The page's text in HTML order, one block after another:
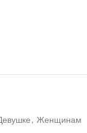
, Женщинам